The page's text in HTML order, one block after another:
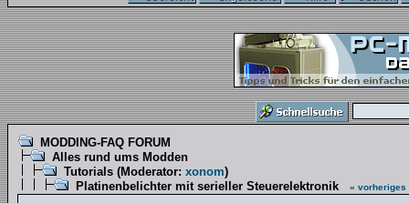
MODDING-FAQ FORUM
Alles rund ums Modden
Tutorials (Moderator: xonom)
Platinenbelichter mit serieller Steuerelektronik
« vorheriges